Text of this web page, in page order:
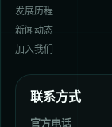
发展历程
新闻动态
加入我们
联系方式
官方电话